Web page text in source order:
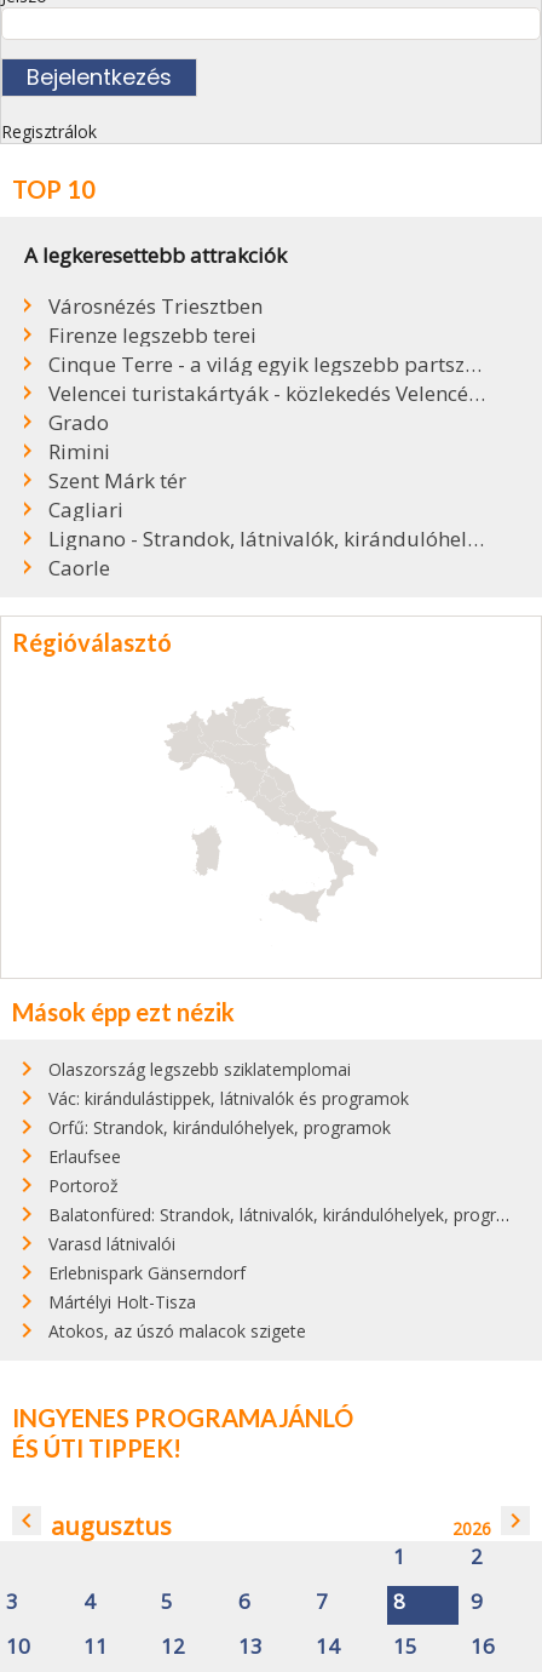
Regisztrálok
TOP 10
A legkeresettebb attrakciók
Városnézés Triesztben
Firenze legszebb terei
Cinque Terre - a világ egyik legszebb partszakasza
Velencei turistakártyák - közlekedés Velencében
Grado
Rimini
Szent Márk tér
Cagliari
Lignano - Strandok, látnivalók, kirándulóhelyek
Caorle
Régióválasztó
Mások épp ezt nézik
Olaszország legszebb sziklatemplomai
Vác: kirándulástippek, látnivalók és programok
Orfű: Strandok, kirándulóhelyek, programok
Erlaufsee
Portorož
Balatonfüred: Strandok, látnivalók, kirándulóhelyek, programok
Varasd látnivalói
Erlebnispark Gänserndorf
Mártélyi Holt-Tisza
Atokos, az úszó malacok szigete
INGYENES PROGRAMAJÁNLÓ
ÉS ÚTI TIPPEK!
navigate_before augusztus 2026 navigate_next
1
2
3
4 5 6 7 8
9
10
11 12 13 14 15
16